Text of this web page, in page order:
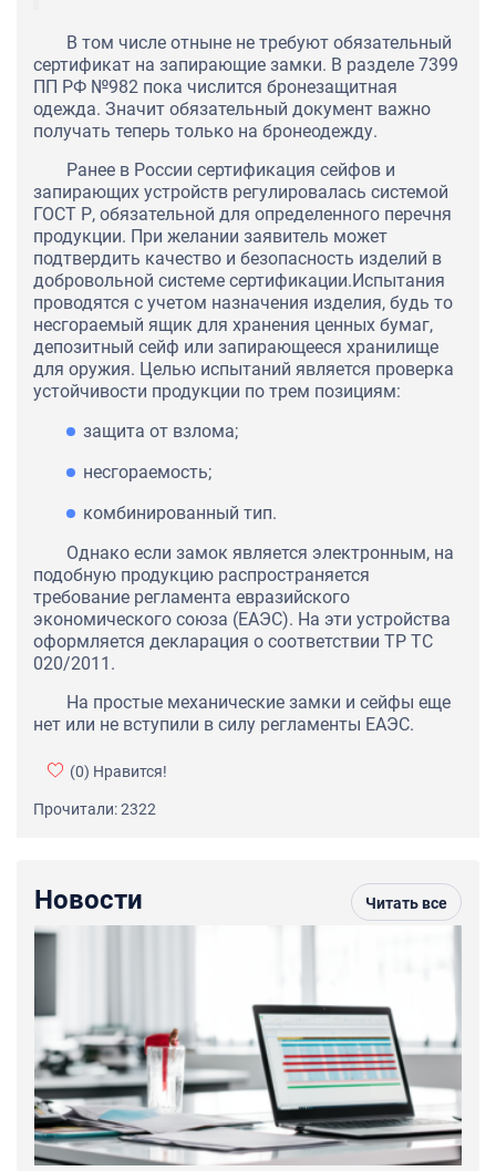
В том числе отныне не требуют обязательный
сертификат на запирающие замки. В разделе 7399
ПП РФ №982 пока числится бронезащитная
одежда. Значит обязательный документ важно
получать теперь только на бронеодежду.
Ранее в России сертификация сейфов и
запирающих устройств регулировалась системой
ГОСТ Р, обязательной для определенного перечня
продукции. При желании заявитель может
подтвердить качество и безопасность изделий в
добровольной системе сертификации.Испытания
проводятся с учетом назначения изделия, будь то
несгораемый ящик для хранения ценных бумаг,
депозитный сейф или запирающееся хранилище
для оружия. Целью испытаний является проверка
устойчивости продукции по трем позициям:
защита от взлома;
несгораемость;
комбинированный тип.
Однако если замок является электронным, на
подобную продукцию распространяется
требование регламента евразийского
экономического союза (ЕАЭС). На эти устройства
оформляется декларация о соответствии ТР ТС
020/2011.
На простые механические замки и сейфы еще
нет или не вступили в силу регламенты ЕАЭС.
(0) Нравится!
Прочитали: 2322
Новости Читать все